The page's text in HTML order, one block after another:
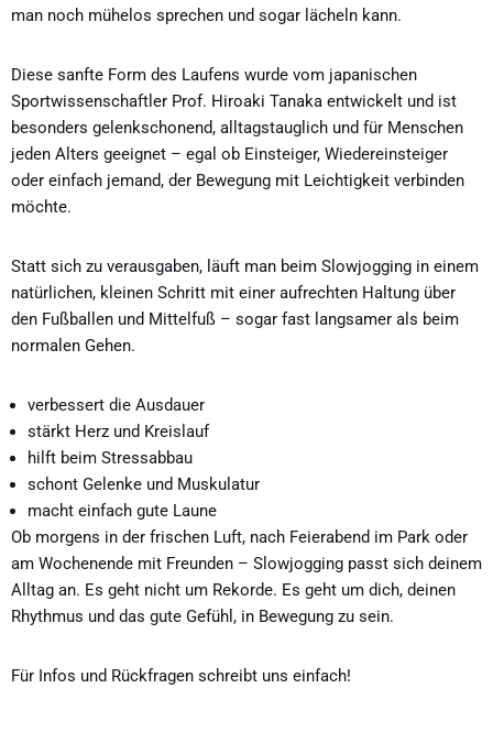
man noch mühelos sprechen und sogar lächeln kann.
Diese sanfte Form des Laufens wurde vom japanischen
Sportwissenschaftler Prof. Hiroaki Tanaka entwickelt und ist
besonders gelenkschonend, alltagstauglich und für Menschen
jeden Alters geeignet – egal ob Einsteiger, Wiedereinsteiger
oder einfach jemand, der Bewegung mit Leichtigkeit verbinden
möchte.
Statt sich zu verausgaben, läuft man beim Slowjogging in einem
natürlichen, kleinen Schritt mit einer aufrechten Haltung über
den Fußballen und Mittelfuß – sogar fast langsamer als beim
normalen Gehen.
verbessert die Ausdauer
stärkt Herz und Kreislauf
hilft beim Stressabbau
schont Gelenke und Muskulatur
macht einfach gute Laune
Ob morgens in der frischen Luft, nach Feierabend im Park oder
am Wochenende mit Freunden – Slowjogging passt sich deinem
Alltag an. Es geht nicht um Rekorde. Es geht um dich, deinen
Rhythmus und das gute Gefühl, in Bewegung zu sein.
Für Infos und Rückfragen schreibt uns einfach!